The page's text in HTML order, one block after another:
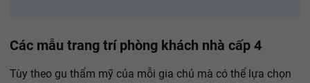
Các mẫu trang trí phòng khách nhà cấp 4
Tùy theo gu thẩm mỹ của mỗi gia chủ mà có thể lựa chọn